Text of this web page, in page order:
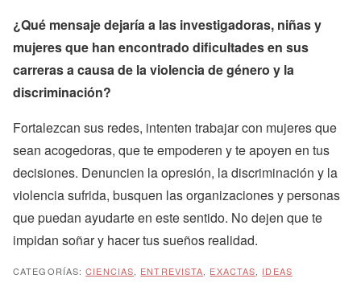
¿Qué mensaje dejaría a las investigadoras, niñas y
mujeres que han encontrado dificultades en sus
carreras a causa de la violencia de género y la
discriminación?
Fortalezcan sus redes, intenten trabajar con mujeres que
sean acogedoras, que te empoderen y te apoyen en tus
decisiones. Denuncien la opresión, la discriminación y la
violencia sufrida, busquen las organizaciones y personas
que puedan ayudarte en este sentido. No dejen que te
impidan soñar y hacer tus sueños realidad.
CATEGORÍAS:CIENCIAS, ENTREVISTA, EXACTAS, IDEAS